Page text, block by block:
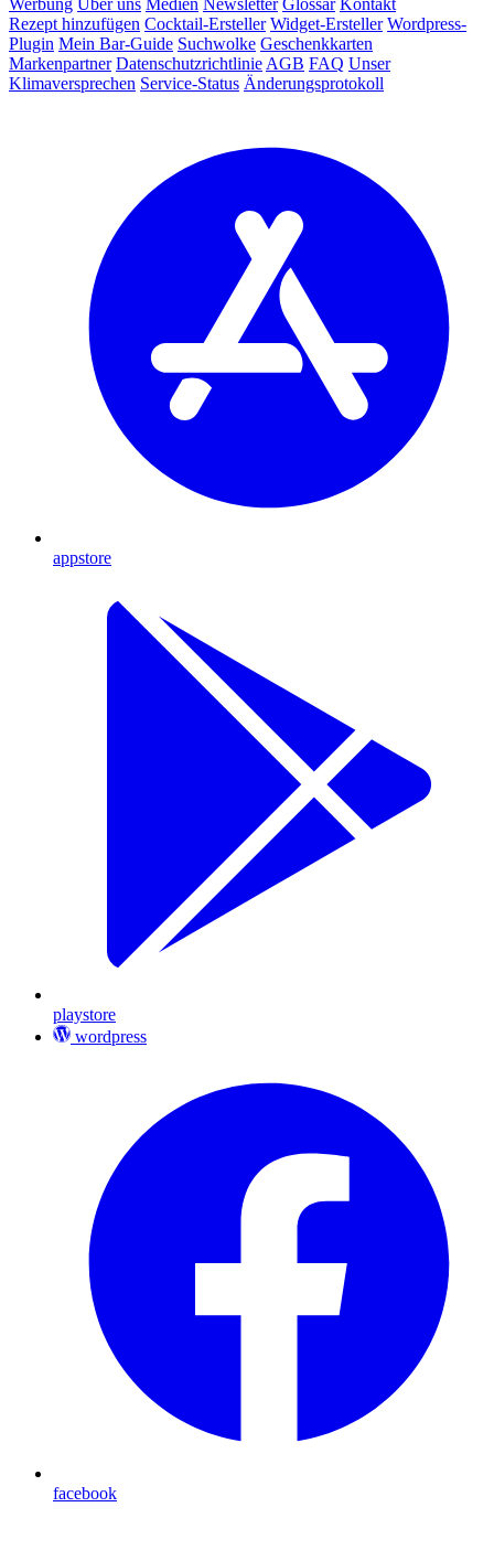
Rezept hinzufügen Cocktail-Ersteller Widget-Ersteller Wordpress-
Plugin Mein Bar-Guide Suchwolke Geschenkkarten
Markenpartner Datenschutzrichtlinie AGB FAQ Unser
Klimaversprechen Service-Status Änderungsprotokoll
appstore
playstore
wordpress
facebook